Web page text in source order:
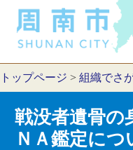
トップページ > 組織でさ
戦没者遺骨の
ＮＡ鑑定につ